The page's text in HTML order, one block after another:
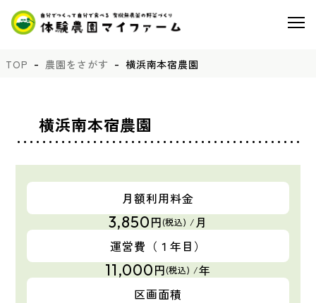
TOP 農園をさがす 横浜南本宿農園
横浜南本宿農園
月額利用料金
3,850円(税込) /月
運営費 （１年目）
11,000円(税込) /年
区画面積